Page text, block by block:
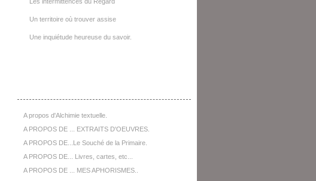
Un territoire où trouver assise
Une inquiétude heureuse du savoir.
A propos d'Alchimie textuelle.
A PROPOS DE ... EXTRAITS D'OEUVRES.
A PROPOS DE...Le Souché de la Primaire.
A PROPOS DE... Livres, cartes, etc...
A PROPOS DE ... MES APHORISMES..